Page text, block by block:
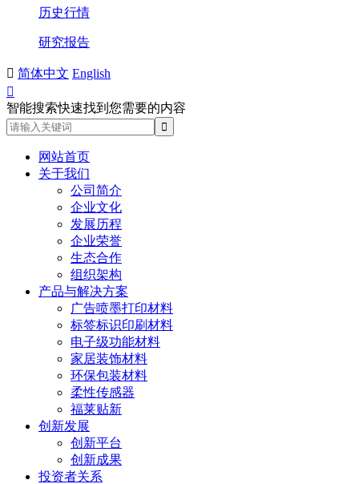
历史行情
研究报告
 简体中文 English

智能搜索快速找到您需要的内容
网站首页
关于我们
公司简介
企业文化
发展历程
企业荣誉
生态合作
组织架构
产品与解决方案
广告喷墨打印材料
标签标识印刷材料
电子级功能材料
家居装饰材料
环保包装材料
柔性传感器
福莱贴新
创新发展
创新平台
创新成果
投资者关系